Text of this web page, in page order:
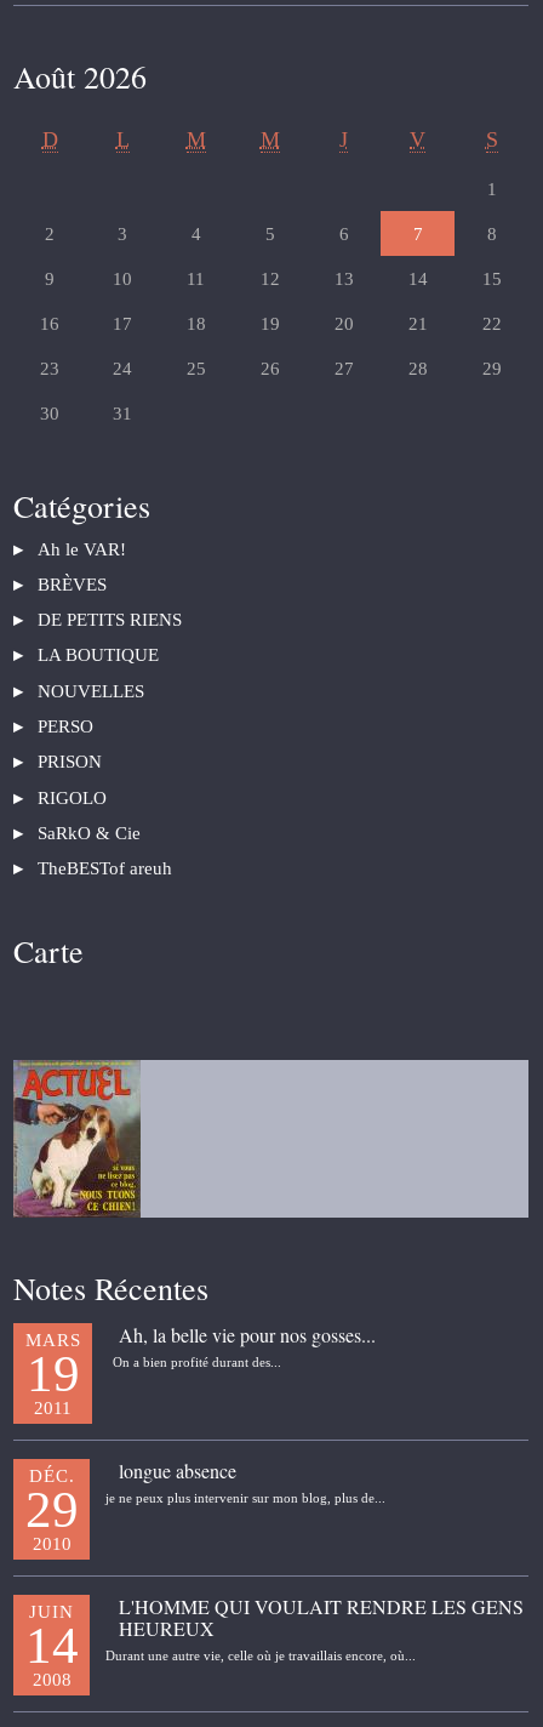
Août 2026
D L M M J V S
1
2 3 4 5 6 7 8
9 10 11 12 13 14 15
16 17 18 19 20 21 22
23 24 25 26 27 28 29
30 31
Catégories
Ah le VAR!
BRÈVES
DE PETITS RIENS
LA BOUTIQUE
NOUVELLES
PERSO
PRISON
RIGOLO
SaRkO & Cie
TheBESTof areuh
Carte
Notes Récentes
MARS
19
2011
Ah, la belle vie pour nos gosses...
On a bien profité durant des...
DÉC.
29
2010
longue absence
je ne peux plus intervenir sur mon blog, plus de...
JUIN
14
2008
L'HOMME QUI VOULAIT RENDRE LES GENS
HEUREUX
Durant une autre vie, celle où je travaillais encore, où...